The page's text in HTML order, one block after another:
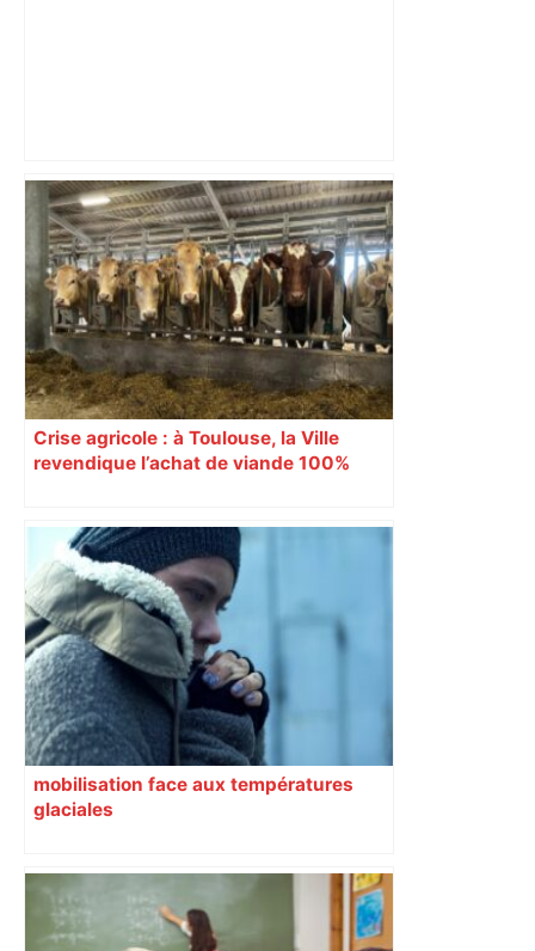
Top 14: comment Perpignan a une
nouvelle fois fait tomber Toulouse? –
RMC Sport
Crise agricole : à Toulouse, la Ville
revendique l’achat de viande 100%
mobilisation face aux températures
glaciales